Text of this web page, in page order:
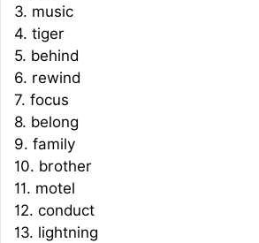
3. music
4. tiger
5. behind
6. rewind
7. focus
8. belong
9. family
10. brother
11. motel
12. conduct
13. lightning